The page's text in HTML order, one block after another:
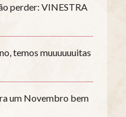
perder: VINESTRA
temos muuuuuuitas
um Novembro bem